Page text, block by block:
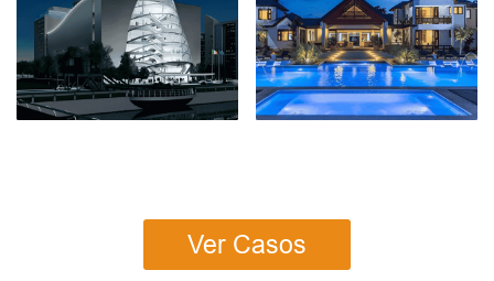
Ver Casos